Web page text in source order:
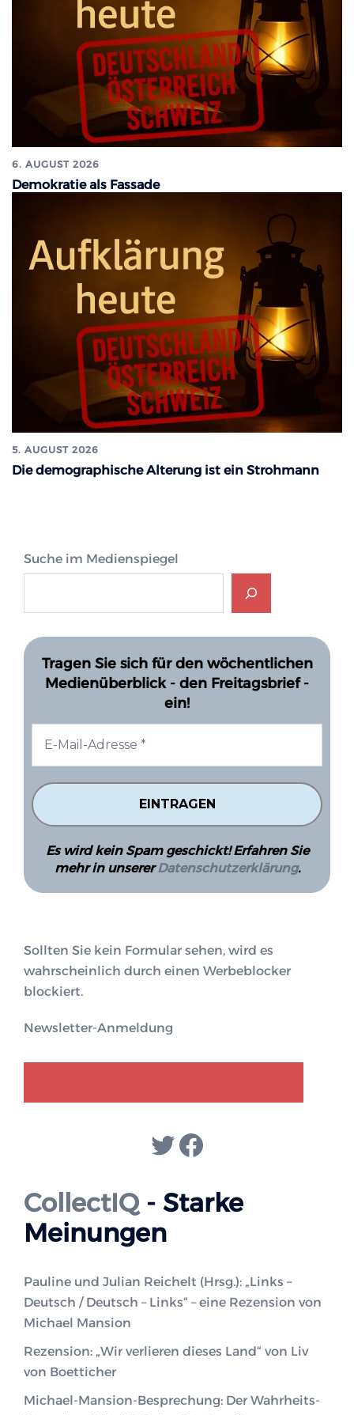
6. AUGUST 2026
Demokratie als Fassade
5. AUGUST 2026
Die demographische Alterung ist ein Strohmann
Suche im Medienspiegel
Tragen Sie sich für den wöchentlichen
Medienüberblick - den Freitagsbrief -
ein!
Es wird kein Spam geschickt! Erfahren Sie
mehr in unsererDatenschutzerklärung.
Sollten Sie kein Formular sehen, wird es
wahrscheinlich durch einen Werbeblocker
blockiert.
Newsletter-Anmeldung
Twitter
Facebook
CollectIQ- Starke
Meinungen
Pauline und Julian Reichelt (Hrsg.): „Links –
Deutsch / Deutsch – Links“ – eine Rezension von
Michael Mansion
Rezension: „Wir verlieren dieses Land“ von Liv
von Boetticher
Michael-Mansion-Besprechung: Der Wahrheits-